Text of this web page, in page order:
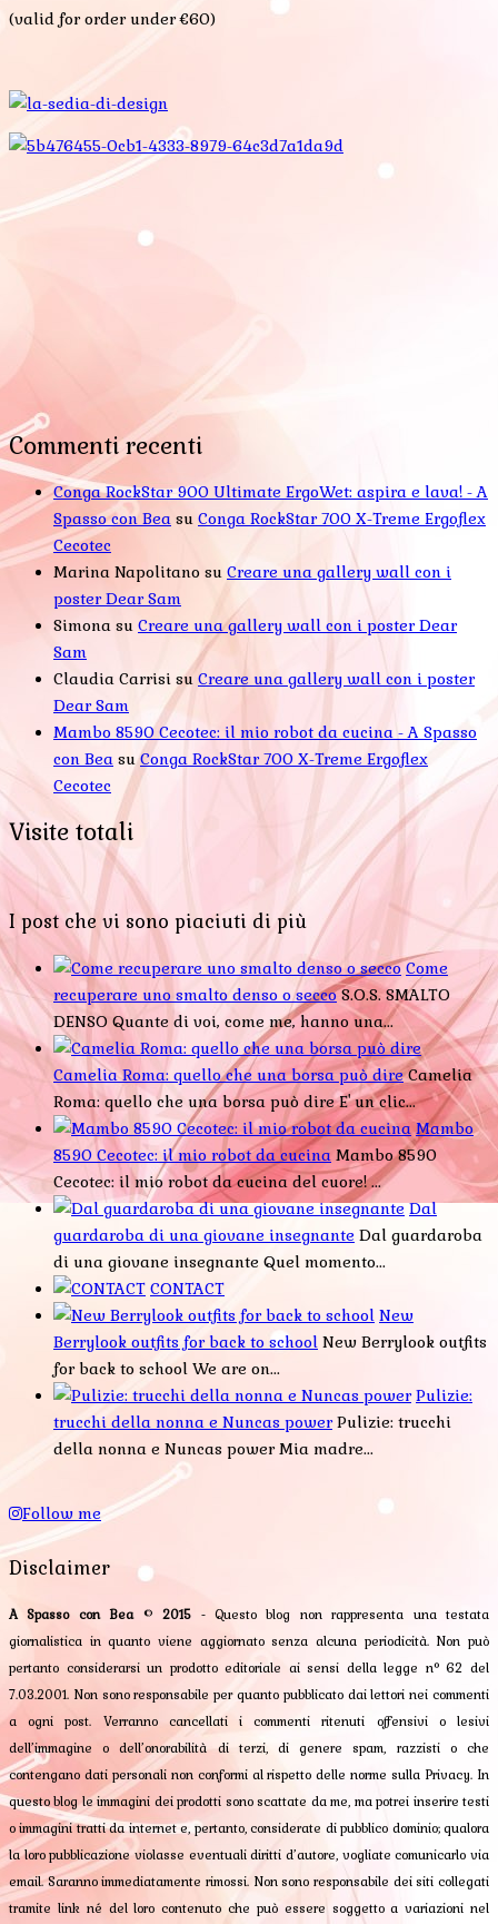
(valid for order under €60)
Commenti recenti
Conga RockStar 900 Ultimate ErgoWet: aspira e lava! - A
Spasso con Bea su Conga RockStar 700 X-Treme Ergoflex
Cecotec
Marina Napolitano su Creare una gallery wall con i
poster Dear Sam
Simona su Creare una gallery wall con i poster Dear
Sam
Claudia Carrisi su Creare una gallery wall con i poster
Dear Sam
Mambo 8590 Cecotec: il mio robot da cucina - A Spasso
con Bea suConga RockStar 700 X-Treme Ergoflex
Cecotec
Visite totali
I post che vi sono piaciuti di più
Come
recuperare uno smalto denso o secco S.O.S. SMALTO
DENSO Quante di voi, come me, hanno una...
Camelia Roma: quello che una borsa può dire Camelia
Roma: quello che una borsa può dire E' un clic...
Mambo
8590 Cecotec: il mio robot da cucina Mambo 8590
Cecotec: il mio robot da cucina del cuore! ...
Dal
guardaroba di una giovane insegnante Dal guardaroba
di una giovane insegnante Quel momento...
CONTACT
New
Berrylook outfits for back to school New Berrylook outfits
for back to school We are on...
Pulizie:
trucchi della nonna e Nuncas power Pulizie: trucchi
della nonna e Nuncas power Mia madre...
Follow me
Disclaimer
A Spasso con Bea©2015 - Questo blog non rappresenta una testata
giornalistica in quanto viene aggiornato senza alcuna periodicità. Non può
pertanto considerarsi un prodotto editoriale ai sensi della legge n° 62 del
7.03.2001. Non sono responsabile per quanto pubblicato dai lettori nei commenti
a ogni post. Verranno cancellati i commenti ritenuti offensivi o lesivi
dell’immagine o dell’onorabilità di terzi, di genere spam, razzisti o che
contengano dati personali non conformi al rispetto delle norme sulla Privacy. In
questo blog le immagini dei prodotti sono scattate da me, ma potrei inserire testi
o immagini tratti da internet e, pertanto, considerate di pubblico dominio; qualora
la loro pubblicazione violasse eventuali diritti d’autore, vogliate comunicarlo via
email. Saranno immediatamente rimossi. Non sono responsabile dei siti collegati
tramite link né del loro contenuto che può essere soggetto a variazioni nel